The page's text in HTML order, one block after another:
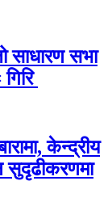
साधारण सभा
केन्द्रीय
सुदृढीकरणमा